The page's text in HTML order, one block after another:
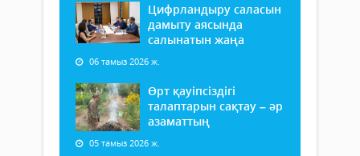
Цифрландыру саласын
дамыту аясында
салынатын жаңа
06 тамыз 2026 ж.
Өрт қауіпсіздігі
талаптарын сақтау – әр
азаматтың
05 тамыз 2026 ж.